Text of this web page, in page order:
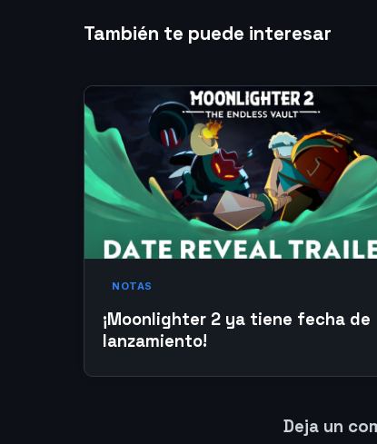
También te puede interesar
NOTAS
¡Moonlighter 2 ya tiene fecha de
lanzamiento!
Deja un